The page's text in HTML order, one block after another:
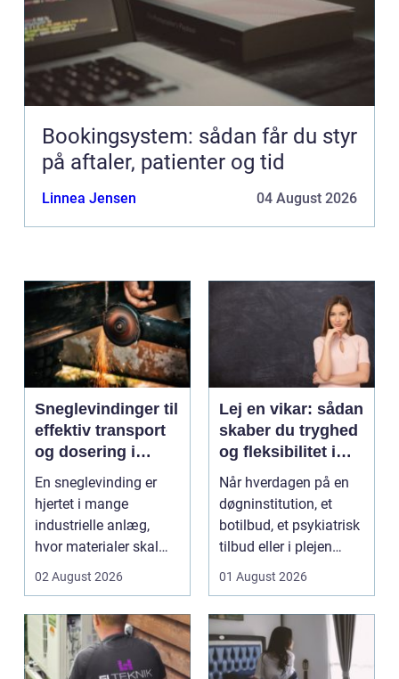
Bookingsystem: sådan får du styr
på aftaler, patienter og tid
Linnea Jensen 04 August 2026
Sneglevindinger til
effektiv transport
og dosering i
industrien
En sneglevinding er
hjertet i mange
industrielle anlæg,
hvor materialer skal
flyttes, doseres eller ...
02 August 2026
Lej en vikar: sådan
skaber du tryghed
og fleksibilitet i
hverdagen
Når hverdagen på en
døgninstitution, et
botilbud, et psykiatrisk
tilbud eller i plejen
pludselig ænd...
01 August 2026